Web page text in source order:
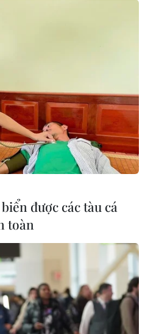
chủng
Bắc Bộ sẽ
Việt Nam?
khẩn cấp
Thao
được các tàu cá
toàn